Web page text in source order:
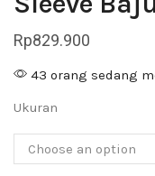
Rp829.900
43 orang sedang
Ukuran